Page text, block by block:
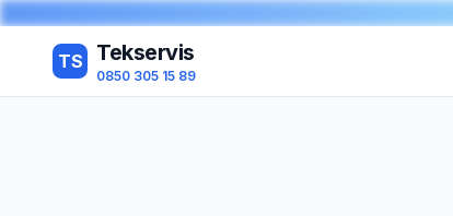
TS Tekservis
0850 305 15 89